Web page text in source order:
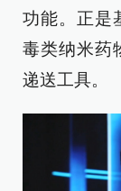
功能。正是
毒类纳米药
递送工具。